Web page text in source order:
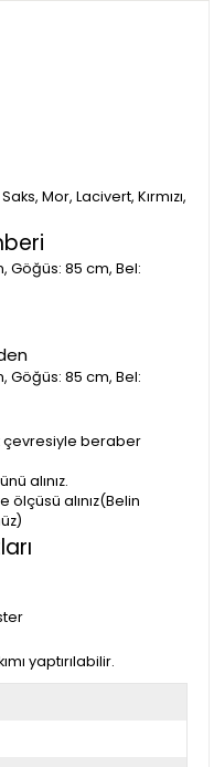
Mor, Lacivert, Kırmızı,
Göğüs: 85 cm, Bel:
Göğüs: 85 cm, Bel:
çevresiyle beraber
alınız.
ölçüsü alınız(Belin
yaptırılabilir.